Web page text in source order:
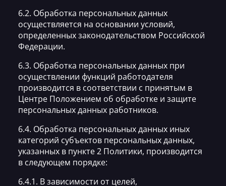
6.2. Обработка персональных данных
осуществляется на основании условий,
определенных законодательством Российской
Федерации.
6.3. Обработка персональных данных при
осуществлении функций работодателя
производится в соответствии с принятым в
Центре Положением об обработке и защите
персональных данных работников.
6.4. Обработка персональных данных иных
категорий субъектов персональных данных,
указанных в пункте 2 Политики, производится
в следующем порядке:
6.4.1. В зависимости от целей,